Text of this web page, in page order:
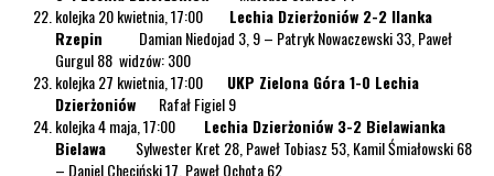
kolejka 20 kwietnia, 17:00 Lechia Dzierżoniów 2-2 Ilanka
Rzepin Damian Niedojad 3, 9 – Patryk Nowaczewski 33, Paweł
Gurgul 88 widzów: 300
kolejka 27 kwietnia, 17:00
UKP Zielona Góra 1-0 Lechia
Dzierżoniów Rafał Figiel 9
kolejka 4 maja, 17:00
Lechia Dzierżoniów 3-2 Bielawianka
Bielawa Sylwester Kret 28, Paweł Tobiasz 53, Kamil Śmiałowski 68
– Daniel Chęciński 17, Paweł Ochota 62